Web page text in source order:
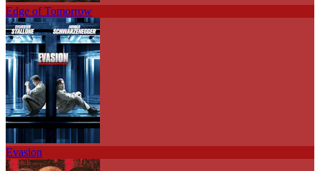
Edge of Tomorrow
Evasion